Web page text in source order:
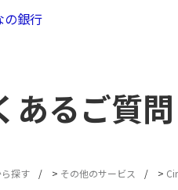
あるご質問
探す > その他のサービス >